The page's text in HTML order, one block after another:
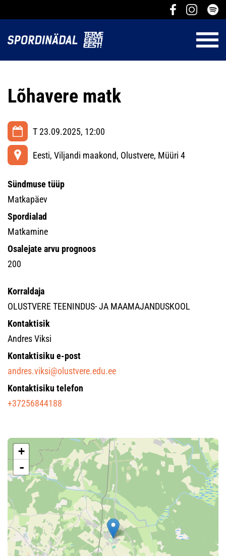
Lõhavere matk
T 23.09.2025, 12:00
Eesti, Viljandi maakond, Olustvere, Müüri 4
Sündmuse tüüp
Matkapäev
Spordialad
Matkamine
Osalejate arvu prognoos
200
Korraldaja
OLUSTVERE TEENINDUS- JA MAAMAJANDUSKOOL
Kontaktisik
Andres Viksi
Kontaktisiku e-post
andres.viksi@olustvere.edu.ee
Kontaktisiku telefon
+37256844188
+
-